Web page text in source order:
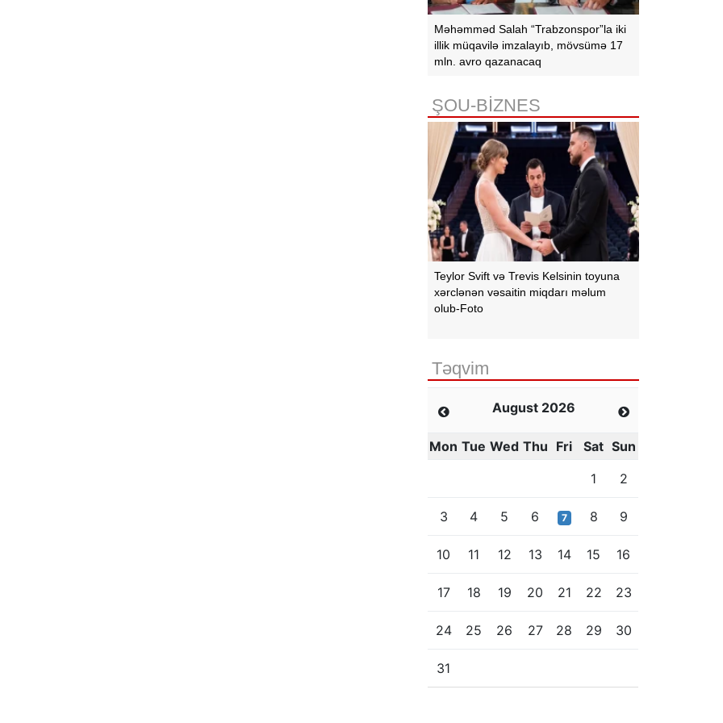
Məhəmməd Salah “Trabzonspor”la iki
illik müqavilə imzalayıb, mövsümə 17
mln. avro qazanacaq
ŞOU-BİZNES
Teylor Svift və Trevis Kelsinin toyuna
xərclənən vəsaitin miqdarı məlum
olub-Foto
Təqvim
August 2026
Mon Tue Wed Thu Fri Sat Sun
1
2
3 4 5 6 7 8 9
10 11 12 13 14 15 16
17 18 19 20 21 22 23
24 25 26 27 28 29 30
31